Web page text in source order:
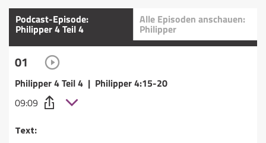
Podcast-Episode:
Philipper 4 Teil 4
Alle Episoden anschauen:
Philipper
01
Philipper 4 Teil 4 | Philipper 4:15-20
09:09
Text: